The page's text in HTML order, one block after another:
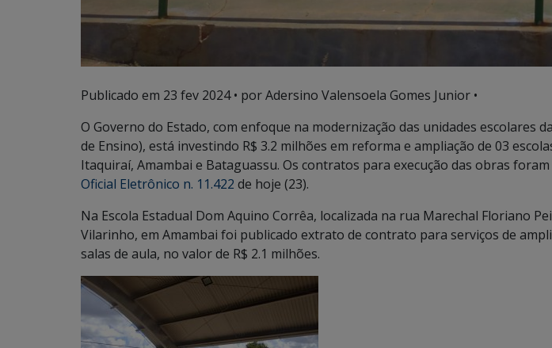
Publicado em 23 fev 2024• por Adersino Valensoela Gomes Junior •
O Governo do Estado, com enfoque na modernização das unidades escolares da
de Ensino), está investindo R$ 3.2 milhões em reforma e ampliação de 03
Itaquiraí, Amambai e Bataguassu. Os contratos para execução das obras
Oficial Eletrônico n. 11.422 de hoje (23).
Na Escola Estadual Dom Aquino Corrêa, localizada na rua Marechal Floriano
Vilarinho, em Amambai foi publicado extrato de contrato para serviços de
salas de aula, no valor de R$ 2.1 milhões.